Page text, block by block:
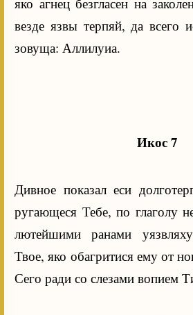
везде язвы терпяй, да всего
зовуща: Аллилуиа.
Икос 7
Дивное показал еси
ругающеся Тебе, по глаголу
лютейшими ранами
Твое, яко обагритися ему от
Сего ради со слезами вопием